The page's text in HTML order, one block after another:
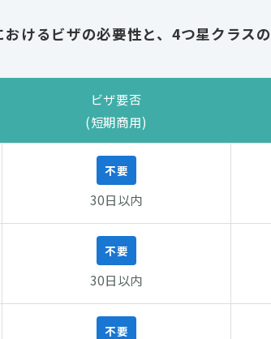
けるビザの必要性と、4つ星クラス
ビザ要否
(短期商用)
不要
30日以内
不要
30日以内
不要